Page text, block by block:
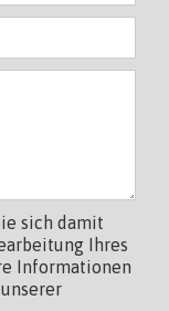
sich damit
Ihres
Informationen